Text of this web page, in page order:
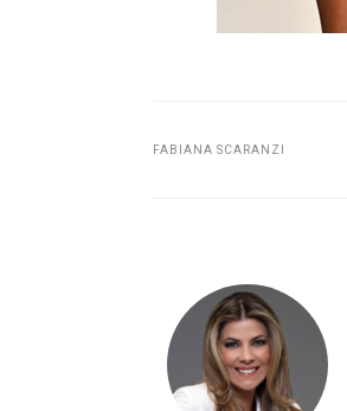
FABIANA SCARANZI